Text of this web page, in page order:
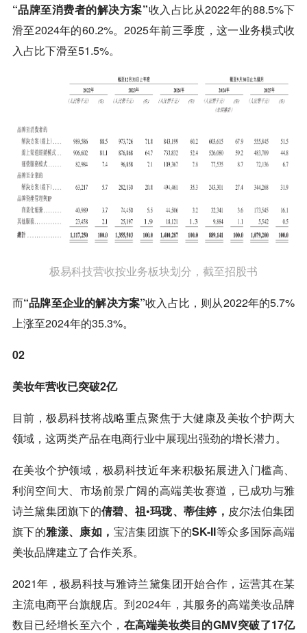
“品牌至消费者的解决方案”收入占比从2022年的88.5%下
滑至2024年的60.2%。2025年前三季度，这一业务模式收
入占比下滑至51.5%。
极易科技营收按业务板块划分，截至招股书
而“品牌至企业的解决方案”收入占比，则从2022年的5.7%
上涨至2024年的35.3%。
02
美妆年营收已突破2亿
目前，极易科技将战略重点聚焦于大健康及美妆个护两大
领域，这两类产品在电商行业中展现出强劲的增长潜力。
在美妆个护领域，极易科技近年来积极拓展进入门槛高、
利润空间大、市场前景广阔的高端美妆赛道，已成功与雅
诗兰黛集团旗下的倩碧、祖•玛珑、蒂佳婷， 皮尔法伯集团
旗下的雅漾、康如， 宝洁集团旗下的SK-II等众多国际高端
美妆品牌建立了合作关系。
2021年，极易科技与雅诗兰黛集团开始合作，运营其在某
主流电商平台旗舰店。到2024年，其服务的高端美妆品牌
数目已经增长至六个， 在高端美妆类目的GMV突破了17亿